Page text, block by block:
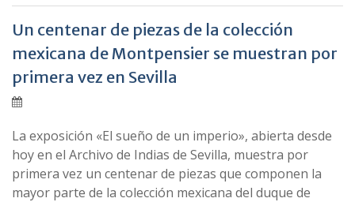
Un centenar de piezas de la colección
mexicana de Montpensier se muestran por
primera vez en Sevilla
La exposición «El sueño de un imperio», abierta desde
hoy en el Archivo de Indias de Sevilla, muestra por
primera vez un centenar de piezas que componen la
mayor parte de la colección mexicana del duque de